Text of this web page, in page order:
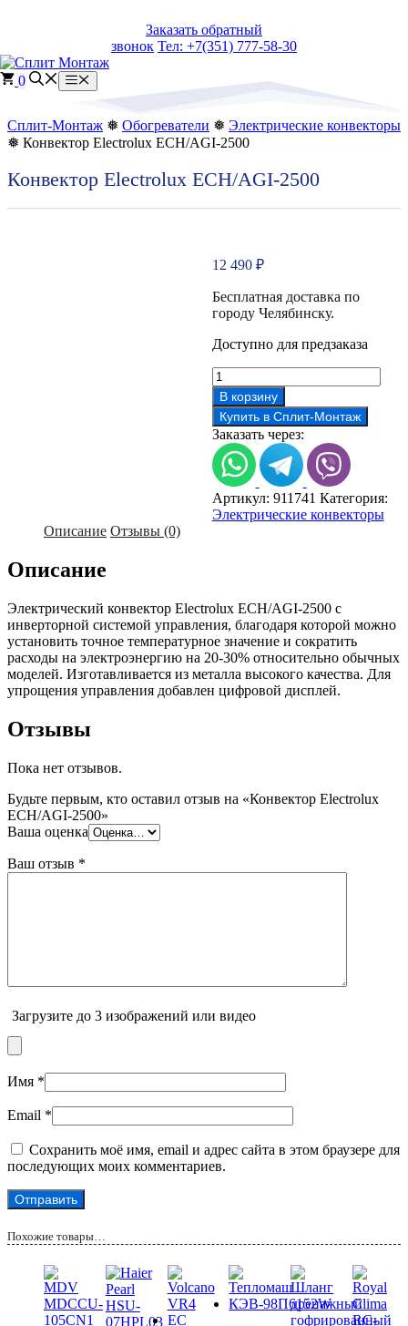
Заказать обратный
звонок Тел: +7(351) 777-58-30
0 Меню
Сплит-Монтаж ❅ Обогреватели ❅ Электрические конвекторы
❅ Конвектор Electrolux ECH/AGI-2500
Конвектор Electrolux ECH/AGI-2500
12 490 ₽
Бесплатная доставка по
городу Челябинску.
Доступно для предзаказа
Количество
товара
Конвектор
Electrolux
ECH/AGI-
2500
В корзину
Купить в Сплит-Монтаж
Заказать через:
Артикул: 911741 Категория:
Электрические конвекторы
Описание Отзывы (0)
Описание
Электрический конвектор Electrolux ECH/AGI-2500 с
инверторной системой управления, благодаря которой можно
установить точное температурное значение и сократить
расходы на электроэнергию на 20-30% относительно обычных
моделей. Изготавливается из металла высокого качества. Для
упрощения управления добавлен цифровой дисплей.
Отзывы
Пока нет отзывов.
Будьте первым, кто оставил отзыв на «Конвектор Electrolux
ECH/AGI-2500»
Ваша оценка
Ваш отзыв *
Загрузите до 3 изображений или видео
Имя *
Email *
Сохранить моё имя, email и адрес сайта в этом браузере для
последующих моих комментариев.
Похожие товары…